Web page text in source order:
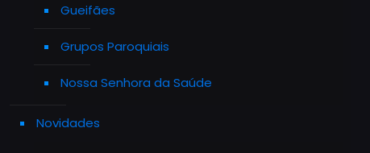
Gueifães
Grupos Paroquiais
Nossa Senhora da Saúde
Novidades